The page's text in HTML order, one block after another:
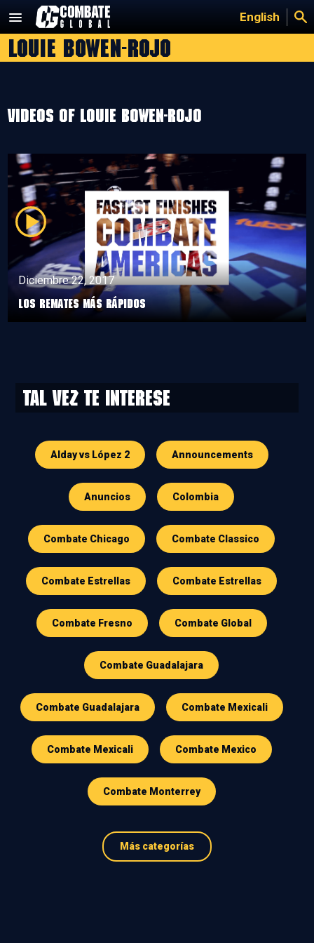
contenido
English
Louie bowen-rojo
Videos of Louie bowen-rojo
Diciembre 22, 2017
LOS REMATES MÁS RÁPIDOS
Tal vez te interese
Alday vs López 2 Announcements
Anuncios Colombia
Combate Chicago Combate Classico
Combate Estrellas Combate Estrellas
Combate Fresno Combate Global
Combate Guadalajara
Combate Guadalajara Combate Mexicali
Combate Mexicali Combate Mexico
Combate Monterrey
Más categorías